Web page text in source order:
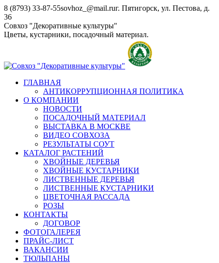
Перейти
к
содержанию
8 (8793) 33-87-55sovhoz_@mail.ruг. Пятигорск, ул. Пестова, д.
36
Совхоз "Декоративные культуры"
Цветы, кустарники, посадочный материал.
ГЛАВНАЯ
АНТИКОРРУПЦИОННАЯ ПОЛИТИКА
О КОМПАНИИ
НОВОСТИ
ПОСАДОЧНЫЙ МАТЕРИАЛ
ВЫСТАВКА В МОСКВЕ
ВИДЕО СОВХОЗА
РЕЗУЛЬТАТЫ СОУТ
КАТАЛОГ РАСТЕНИЙ
ХВОЙНЫЕ ДЕРЕВЬЯ
ХВОЙНЫЕ КУСТАРНИКИ
ЛИСТВЕННЫЕ ДЕРЕВЬЯ
ЛИСТВЕННЫЕ КУСТАРНИКИ
ЦВЕТОЧНАЯ РАССАДА
РОЗЫ
КОНТАКТЫ
ДОГОВОР
ФОТОГАЛЕРЕЯ
ПРАЙС-ЛИСТ
ВАКАНСИИ
ТЮЛЬПАНЫ